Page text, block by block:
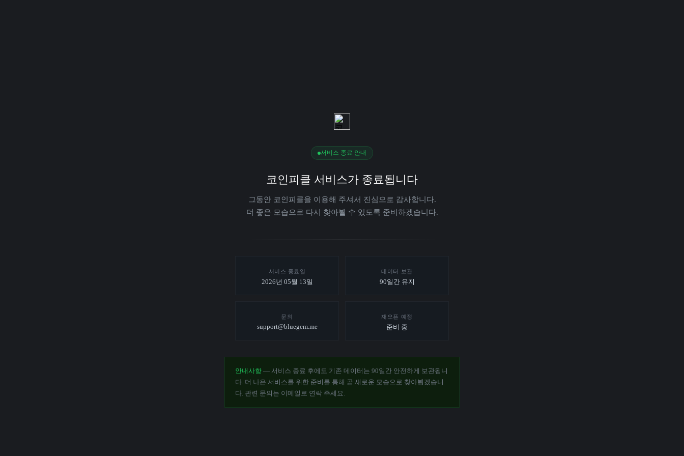
서비스 종료 안내
코인피클 서비스가 종료됩니다
그동안 코인피클을 이용해 주셔서 진심으로 감사합니다.
더 좋은 모습으로 다시 찾아뵐 수 있도록 준비하겠습니다.
서비스 종료일
2026년 05월 13일
데이터 보관
90일간 유지
문의
support@bluegem.me
재오픈 예정
준비 중
안내사항 — 서비스 종료 후에도 기존 데이터는 90일간 안전하게 보관됩니
다. 더 나은 서비스를 위한 준비를 통해 곧 새로운 모습으로 찾아뵙겠습니
다. 관련 문의는 이메일로 연락 주세요.